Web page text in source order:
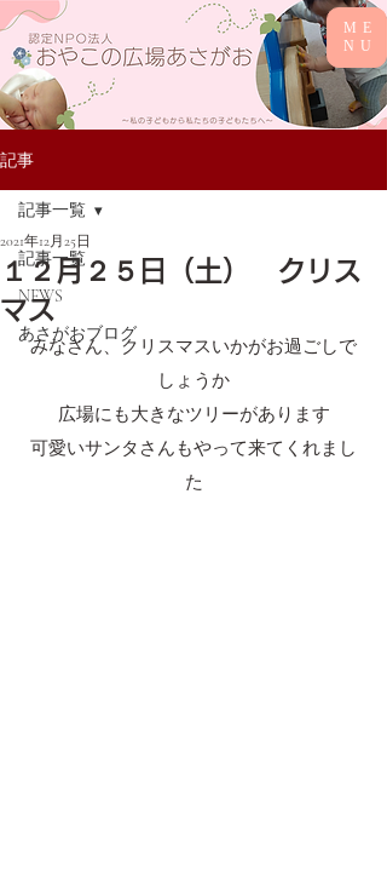
ME
NU
記事
記事一覧
NEWS
あさがおブログ
記事一覧
１２月２５日（土） クリス
マス
2021年12月25日
みなさん、クリスマスいかがお過ごしで
しょうか
広場にも大きなツリーがあります
可愛いサンタさんもやって来てくれまし
た